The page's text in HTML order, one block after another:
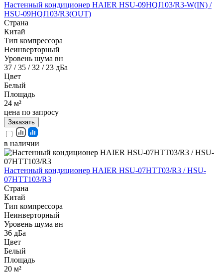
Настенный кондиционер HAIER HSU-09HQJ103/R3-W(IN) /
HSU-09HQJ103/R3(OUT)
Страна
Китай
Тип компрессора
Неинверторный
Уровень шума вн
37 / 35 / 32 / 23 дБа
Цвет
Белый
Площадь
24 м²
цена по запросу
Заказать
в наличии
Настенный кондиционер HAIER HSU-07HTT03/R3 / HSU-
07HTT103/R3
Страна
Китай
Тип компрессора
Неинверторный
Уровень шума вн
36 дБа
Цвет
Белый
Площадь
20 м²